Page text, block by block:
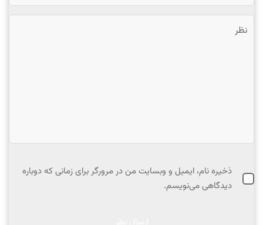
ذخیره نام، ایمیل و وبسایت من در مرورگر برای زمانی که دوباره
دیدگاهی می‌نویسم.